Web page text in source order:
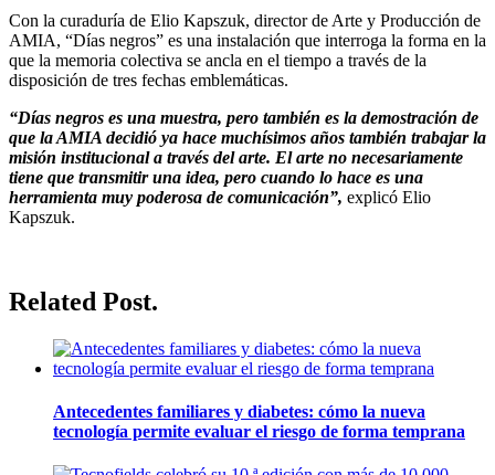
Con la curaduría de Elio Kapszuk, director de Arte y Producción de
AMIA, “Días negros” es una instalación que interroga la forma en la
que la memoria colectiva se ancla en el tiempo a través de la
disposición de tres fechas emblemáticas.
“Días negros es una muestra, pero también es la demostración de
que la AMIA decidió ya hace muchísimos años también trabajar la
misión institucional a través del arte. El arte no necesariamente
tiene que transmitir una idea, pero cuando lo hace es una
herramienta muy poderosa de comunicación”, explicó Elio
Kapszuk.
Related Post.
Antecedentes familiares y diabetes: cómo la nueva
tecnología permite evaluar el riesgo de forma temprana